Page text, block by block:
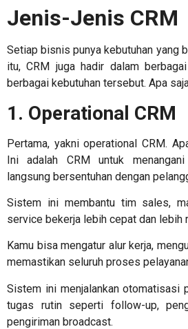
Jenis-Jenis CRM
Setiap bisnis punya kebutuhan yang
itu, CRM juga hadir dalam
berbagai kebutuhan tersebut. Apa
1. Operational CRM
Pertama, yakni operational CRM.
Ini adalah CRM untuk
langsung bersentuhan dengan
Sistem ini membantu tim sales,
service bekerja lebih cepat dan lebih
Kamu bisa mengatur alur kerja,
memastikan seluruh proses
Sistem ini menjalankan otomatisasi
tugas rutin seperti follow-up,
pengiriman broadcast.